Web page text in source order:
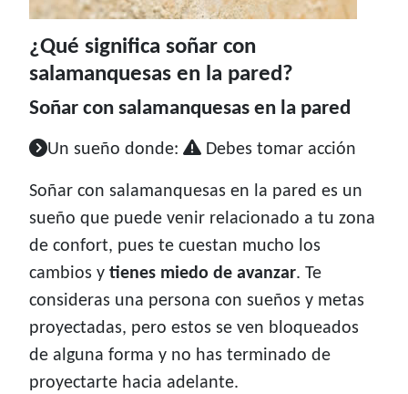
¿Qué significa soñar con
salamanquesas en la pared?
Soñar con salamanquesas en la pared
Un sueño donde: Debes tomar acción
Soñar con salamanquesas en la pared es un
sueño que puede venir relacionado a tu zona
de confort, pues te cuestan mucho los
cambios y tienes miedo de avanzar. Te
consideras una persona con sueños y metas
proyectadas, pero estos se ven bloqueados
de alguna forma y no has terminado de
proyectarte hacia adelante.